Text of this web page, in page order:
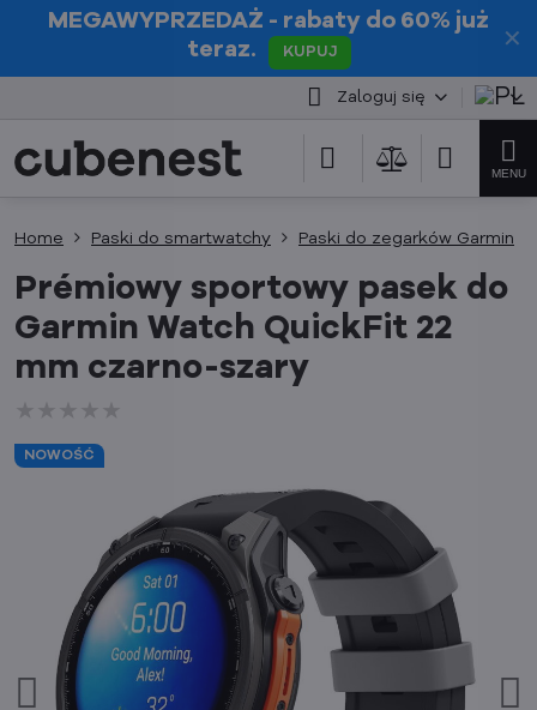
✕
MEGAWYPRZEDAŻ - rabaty do 60% już
teraz.
KUPUJ
Zaloguj się
NOWOŚĆ
Home Paski do smartwatchy Paski do zegarków Garmin
Prémiowy sportowy pasek do
Garmin Watch QuickFit 22
mm czarno-szary